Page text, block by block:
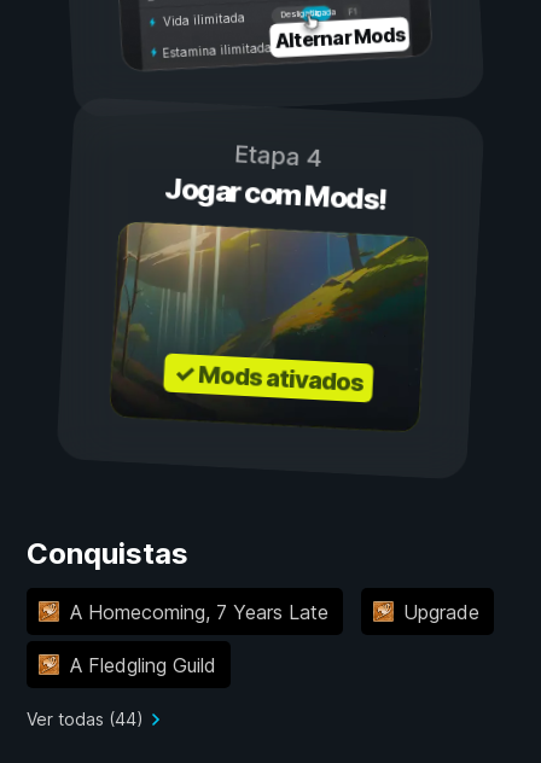
Ligada
Desligada
Vida ilimitada
Estamina ilimitadaAlternar Mods
Etapa 4
Jogar com Mods!
✓ Mods ativados
Conquistas
A Homecoming, 7 Years Late Upgrade
A Fledgling Guild
Ver todas (44)